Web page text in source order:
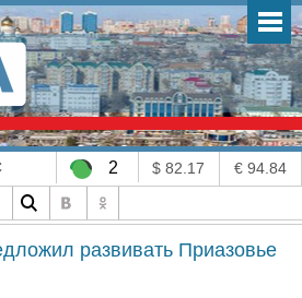
2 $ 82.17 € 94.84
развивать Приазовье